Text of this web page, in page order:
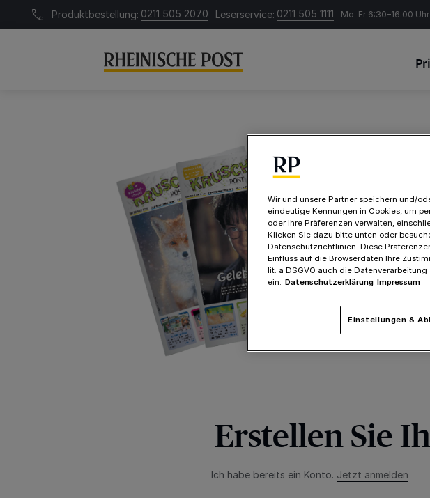
Produktbestellung: 0211 505 2070 Leserservice: 0211 505 1111 Mo-Fr 6:30–16:00
Erstellen Sie
Ich habe bereits ein Konto. Jetzt anmelden
Wir und unsere Partner speichern und/
eindeutige Kennungen in Cookies, um
oder Ihre Präferenzen verwalten,
Klicken Sie dazu bitte unten oder
Datenschutzrichtlinien. Diese
Einfluss auf die Browserdaten Ihre
lit. a DSGVO auch die Datenverarbeitung
ein.
Datenschutzerklärung Impressum
Einstellungen &